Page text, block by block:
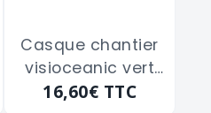
Casque chantier
visioceanic vert
SOFOP "564513"
16,60€ TTC